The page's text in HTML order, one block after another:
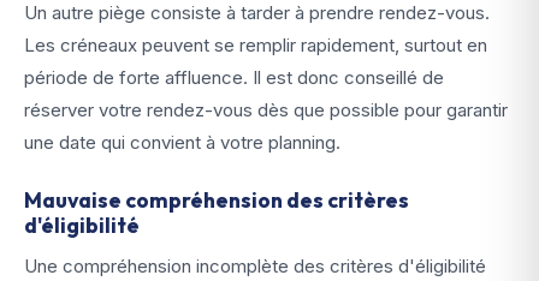
Un autre piège consiste à tarder à prendre rendez-vous.
Les créneaux peuvent se remplir rapidement, surtout en
période de forte affluence. Il est donc conseillé de
réserver votre rendez-vous dès que possible pour garantir
une date qui convient à votre planning.
Mauvaise compréhension des critères
d'éligibilité
Une compréhension incomplète des critères d'éligibilité